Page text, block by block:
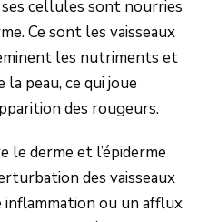
ses cellules sont nourries
Ce sont les vaisseaux
les nutriments et
la peau, ce qui joue
des rougeurs.
derme et l’épiderme
des vaisseaux
inflammation ou un afflux